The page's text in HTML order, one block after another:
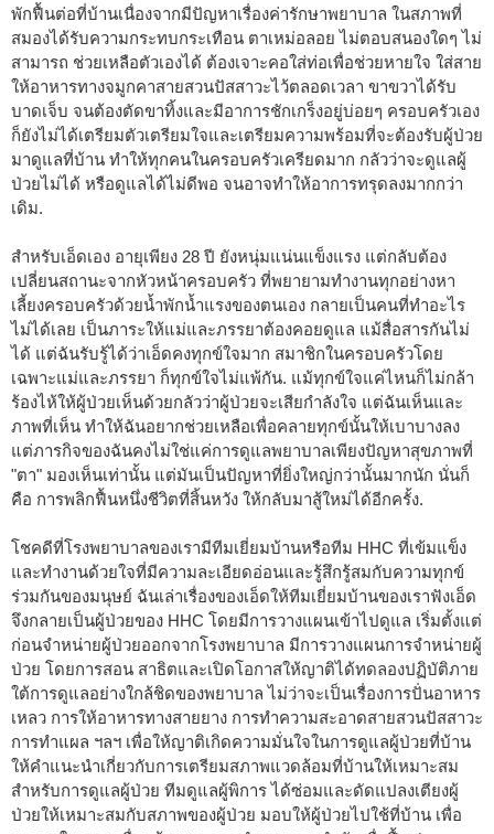
พักฟื้นต่อที่บ้านเนื่องจากมีปัญหาเรื่องค่ารักษาพยาบาล ในสภาพที่
สมองได้รับความกระทบกระเทือน ตาเหม่อลอย ไม่ตอบสนองใดๆ ไม่
สามารถ ช่วยเหลือตัวเองได้ ต้องเจาะคอใส่ท่อเพื่อช่วยหายใจ ใส่สาย
ให้อาหารทางจมูกคาสายสวนปัสสาวะไว้ตลอดเวลา ขาขวาได้รับ
บาดเจ็บ จนต้องตัดขาทิ้งและมีอาการชักเกร็งอยู่บ่อยๆ ครอบครัวเอง
ก็ยังไม่ได้เตรียมตัวเตรียมใจและเตรียมความพร้อมที่จะต้องรับผู้ป่วย
มาดูแลที่บ้าน ทำให้ทุกคนในครอบครัวเครียดมาก กลัวว่าจะดูแลผู้
ป่วยไม่ได้ หรือดูแลได้ไม่ดีพอ จนอาจทำให้อาการทรุดลงมากกว่า
เดิม.
สำหรับเอ็ดเอง อายุเพียง 28 ปี ยังหนุ่มแน่นแข็งแรง แต่กลับต้อง
เปลี่ยนสถานะจากหัวหน้าครอบครัว ที่พยายามทำงานทุกอย่างหา
เลี้ยงครอบครัวด้วยน้ำพักน้ำแรงของตนเอง กลายเป็นคนที่ทำอะไร
ไม่ได้เลย เป็นภาระให้แม่และภรรยาต้องคอยดูแล แม้สื่อสารกันไม่
ได้ แต่ฉันรับรู้ได้ว่าเอ็ดคงทุกข์ใจมาก สมาชิกในครอบครัวโดย
เฉพาะแม่และภรรยา ก็ทุกข์ใจไม่แพ้กัน. แม้ทุกข์ใจแค่ไหนก็ไม่กล้า
ร้องไห้ให้ผู้ป่วยเห็นด้วยกลัวว่าผู้ป่วยจะเสียกำลังใจ แต่ฉันเห็นและ
ภาพที่เห็น ทำให้ฉันอยากช่วยเหลือเพื่อคลายทุกข์นั้นให้เบาบางลง
แต่ภารกิจของฉันคงไม่ใช่แค่การดูแลพยาบาลเพียงปัญหาสุขภาพที่
"ตา" มองเห็นเท่านั้น แต่มันเป็นปัญหาที่ยิ่งใหญ่กว่านั้นมากนัก นั่นก็
คือ การพลิกฟื้นหนึ่งชีวิตที่สิ้นหวัง ให้กลับมาสู้ใหม่ได้อีกครั้ง.
โชคดีที่โรงพยาบาลของเรามีทีมเยี่ยมบ้านหรือทีม HHC ที่เข้มแข็ง
และทำงานด้วยใจที่มีความละเอียดอ่อนและรู้สึกรู้สมกับความทุกข์
ร่วมกันของมนุษย์ ฉันเล่าเรื่องของเอ็ดให้ทีมเยี่ยมบ้านของเราฟังเอ็ด
จึงกลายเป็นผู้ป่วยของ HHC โดยมีการวางแผนเข้าไปดูแล เริ่มตั้งแต่
ก่อนจำหน่ายผู้ป่วยออกจากโรงพยาบาล มีการวางแผนการจำหน่ายผู้
ป่วย โดยการสอน สาธิตและเปิดโอกาสให้ญาติได้ทดลองปฏิบัติภาย
ใต้การดูแลอย่างใกล้ชิดของพยาบาล ไม่ว่าจะเป็นเรื่องการปั่นอาหาร
เหลว การให้อาหารทางสายยาง การทำความสะอาดสายสวนปัสสาวะ
การทำแผล ฯลฯ เพื่อให้ญาติเกิดความมั่นใจในการดูแลผู้ป่วยที่บ้าน
ให้คำแนะนำเกี่ยวกับการเตรียมสภาพแวดล้อมที่บ้านให้เหมาะสม
สำหรับการดูแลผู้ป่วย ทีมดูแลผู้พิการ ได้ซ่อมและดัดแปลงเตียงผู้
ป่วยให้เหมาะสมกับสภาพของผู้ป่วย มอบให้ผู้ป่วยไปใช้ที่บ้าน เพื่อ